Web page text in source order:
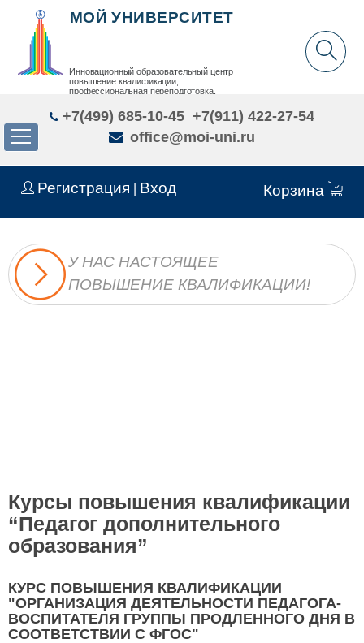
Регистрация Вход Корзина
МОЙ УНИВЕРСИТЕТ
Инновационный образовательный центр
повышение квалификации,
профессиональная переподготовка,
+7(499) 685-10-45 +7(911) 422-27-54
office@moi-uni.ru
У НАС НАСТОЯЩЕЕ
ПОВЫШЕНИЕ КВАЛИФИКАЦИИ!
Курсы повышения квалификации
“Педагог дополнительного
образования”
КУРС ПОВЫШЕНИЯ КВАЛИФИКАЦИИ
"ОРГАНИЗАЦИЯ ДЕЯТЕЛЬНОСТИ ПЕДАГОГА-
ВОСПИТАТЕЛЯ ГРУППЫ ПРОДЛЕННОГО ДНЯ В
СООТВЕТСТВИИ С ФГОС"